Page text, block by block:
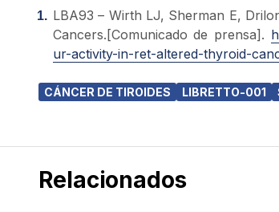
LBA93 – Wirth LJ, Sherman E,
Cancers.[Comunicado de prensa].
ur-activity-in-ret-altered-thyroid-
CÁNCER DE TIROIDES LIBRETTO-001
Relacionados